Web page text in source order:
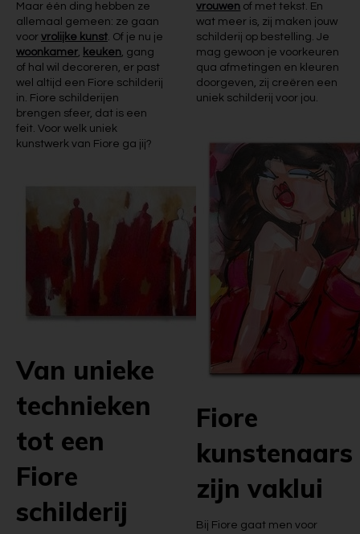
Maar één ding hebben ze
allemaal gemeen: ze gaan
voor vrolijke kunst. Of je nu je
woonkamer, keuken, gang
of hal wil decoreren, er past
wel altijd een Fiore schilderij
in. Fiore schilderijen
brengen sfeer, dat is een
feit. Voor welk uniek
kunstwerk van Fiore ga jij?
Van unieke
technieken
tot een
Fiore
schilderij
vrouwen of met tekst. En
wat meer is, zij maken jouw
schilderij op bestelling. Je
mag gewoon je voorkeuren
qua afmetingen en kleuren
doorgeven, zij creëren een
uniek schilderij voor jou.
Fiore
kunstenaars
zijn vaklui
Bij Fiore gaat men voor